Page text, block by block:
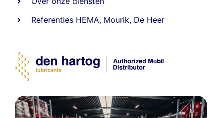
Referenties HEMA, Mourik, De Heer